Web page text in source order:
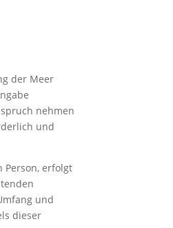
der Meer
nehmen
und
Person, erfolgt
und
dieser